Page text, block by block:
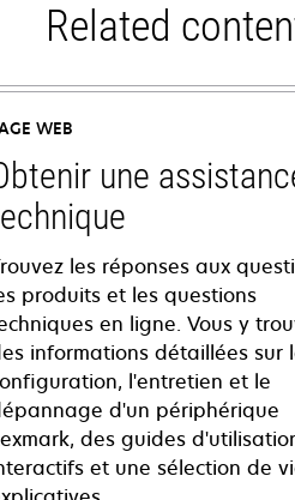
Related
WEB
une
les réponses aux
produits et les questions
en ligne. Vous y
informations détaillées sur
l'entretien et le
d'un périphérique
des guides
et une sélection de